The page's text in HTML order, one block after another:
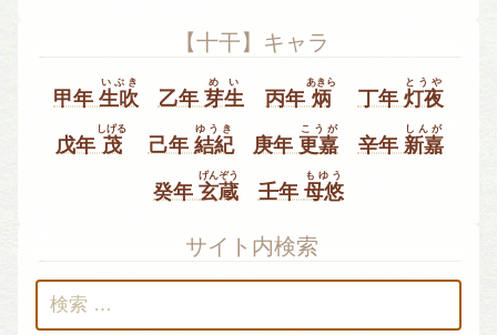
【十干】キャラ
甲年生吹
いぶき
乙年 芽生
めい
丙年 炳
あきら
丁年 灯夜
とうや
戊年 茂
しげる
己年 結紀
ゆうき
庚年更嘉
こうが
辛年 新嘉
しんが
癸年玄蔵
げんぞう
壬年 母悠
もゆう
サイト内検索
索: